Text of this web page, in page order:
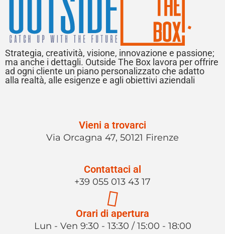
Strategia, creatività, visione, innovazione e passione;
ma anche i dettagli. Outside The Box lavora per offrire
ad ogni cliente un piano personalizzato che adatto
alla realtà, alle esigenze e agli obiettivi aziendali
Vieni a trovarci
Via Orcagna 47, 50121 Firenze
Contattaci al
+39 055 013 43 17
Orari di apertura
Lun - Ven 9:30 - 13:30 / 15:00 - 18:00